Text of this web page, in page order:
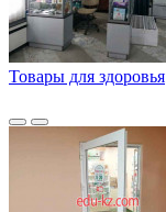
Товары для здоровья